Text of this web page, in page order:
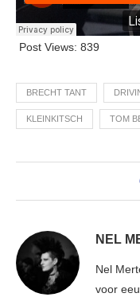
Post Views: 839
BRECHT TANT
KLEINKITSCH TOM
NEL
Nel
voor